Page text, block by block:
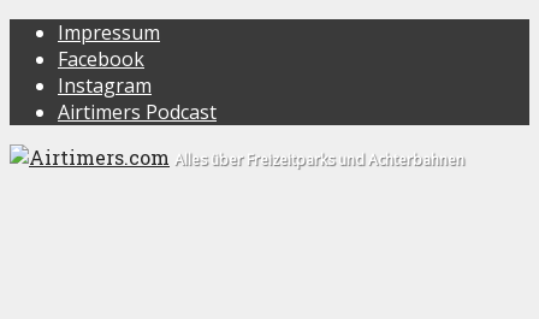
Impressum
Facebook
Instagram
Airtimers Podcast
Alles über Freizeitparks und Achterbahnen